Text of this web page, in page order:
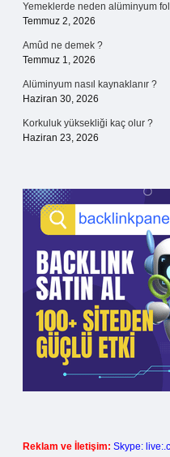
Yemeklerde neden alüminyum
Temmuz 2, 2026
Amûd ne demek ?
Temmuz 1, 2026
Alüminyum nasıl kaynaklanır ?
Haziran 30, 2026
Korkuluk yüksekliği kaç olur ?
Haziran 23, 2026
Reklam ve İletişim: Skype: